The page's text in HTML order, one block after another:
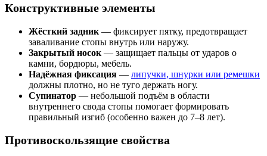
Конструктивные элементы
Жёсткий задник — фиксирует пятку, предотвращает
заваливание стопы внутрь или наружу.
Закрытый носок — защищает пальцы от ударов о
камни, бордюры, мебель.
Надёжная фиксация — липучки, шнурки или ремешки
должны плотно, но не туго держать ногу.
Супинатор — небольшой подъём в области
внутреннего свода стопы помогает формировать
правильный изгиб (особенно важен до 7–8 лет).
Противоскользящие свойства